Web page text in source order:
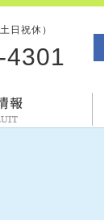
日祝休）
4301